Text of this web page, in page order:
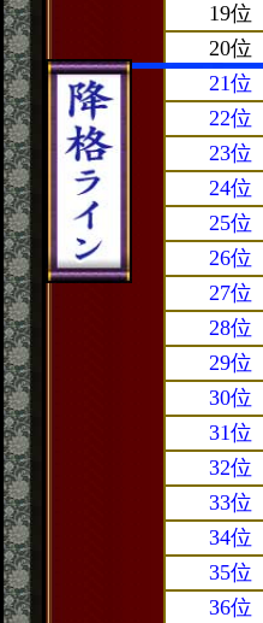
19位
20位
21位
22位
23位
24位
25位
26位
27位
28位
29位
30位
31位
32位
33位
34位
35位
36位